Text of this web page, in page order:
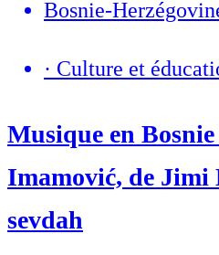
Bosnie-
· Culture et
Musique en
Imamović, de Jimi
sevdah